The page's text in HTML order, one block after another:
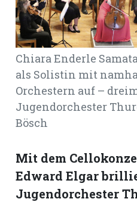
Romanshorn:
offizielle
Mitteilungen
Chiara Enderle
als Solistin mit
Orchestern auf –
Jugendorchester
Bösch
Mit dem
Edward Elgar
Jugendorchester